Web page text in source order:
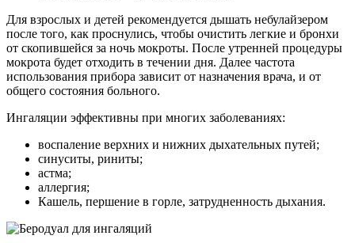
Для взрослых и детей рекомендуется дышать небулайзером
после того, как проснулись, чтобы очистить легкие и бронхи
от скопившейся за ночь мокроты. После утренней процедуры
мокрота будет отходить в течении дня. Далее частота
использования прибора зависит от назначения врача, и от
общего состояния больного.
Ингаляции эффективны при многих заболеваниях:
воспаление верхних и нижних дыхательных путей;
синуситы, риниты;
астма;
аллергия;
Кашель, першение в горле, затрудненность дыхания.